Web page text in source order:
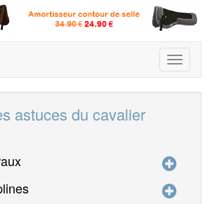
Toggle
astuces du cavalier